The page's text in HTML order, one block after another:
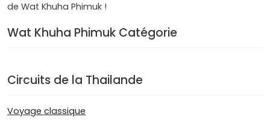
de Wat Khuha Phimuk !
Wat Khuha Phimuk Catégorie
Circuits de la Thailande
Voyage classique